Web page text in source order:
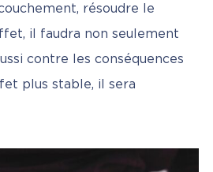
résoudre le
il faudra non seulement
contre les conséquences
plus stable, il sera